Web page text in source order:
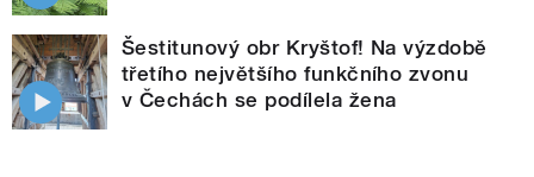
Šestitunový obr Kryštof! Na výzdobě
třetího největšího funkčního zvonu
v Čechách se podílela žena